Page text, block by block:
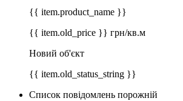
{{ item.product_name }}
{{ item.old_price }} грн/кв.м
Новий об'єкт
{{ item.old_status_string }}
Список повідомлень порожній